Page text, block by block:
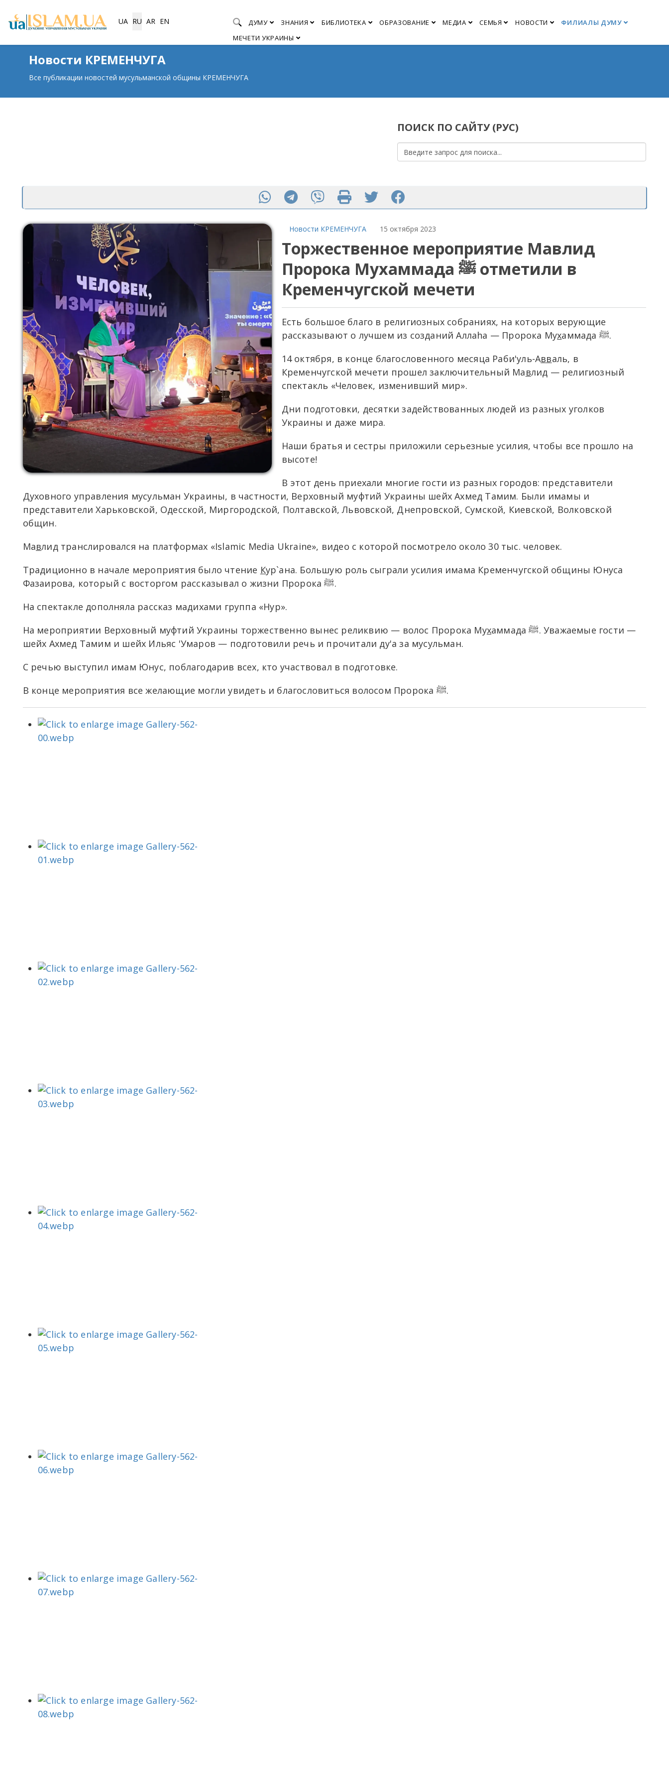
Выберите язык
UA RU AR EN ДУМУ ЗНАНИЯ БИБЛИОТЕКА ОБРАЗОВАНИЕ МЕДИА СЕМЬЯ НОВОСТИ
ФИЛИАЛЫ ДУМУ
МЕЧЕТИ УКРАИНЫ
Новости КРЕМЕНЧУГА
Все публикации новостей мусульманской общины КРЕМЕНЧУГА
ПОИСК ПО САЙТУ (РУС)
Новости КРЕМЕНЧУГА 15 октября 2023
Торжественное мероприятие Мавлид
Пророка Мухаммада ﷺ отметили в
Кременчугской мечети
Есть большое благо в религиозных собраниях, на которых верующие
рассказывают о лучшем из созданий Аллаhа — Пророка Мух
аммада ﷺ.
14 октября, в конце благословенного месяца Раби'уль-Авваль, в
Кременчугской мечети прошел заключительный Мавлид — религиозный
спектакль «Человек, изменивший мир».
Дни подготовки, десятки задействованных людей из разных уголков
Украины и даже мира.
Наши братья и сестры приложили серьезные усилия, чтобы все прошло на
высоте!
В этот день приехали многие гости из разных городов: представители
Духовного управления мусульман Украины, в частности, Верховный муфтий Украины шейх Ахмед Тамим. Были имамы и
представители Харьковской, Одесской, Миргородской, Полтавской, Львовской, Днепровской, Сумской, Киевской, Волковской
общин.
Мавлид транслировался на платформах «Islamic Media Ukraine», видео с которой посмотрело около 30 тыс. человек.
Традиционно в начале мероприятия было чтение Кур`ана. Большую роль сыграли усилия имама Кременчугской общины Юнуса
Фазаирова, который с восторгом рассказывал о жизни Пророка ﷺ.
На спектакле дополняла рассказ мадихами группа «Нур».
На мероприятии Верховный муфтий Украины торжественно вынес реликвию — волос Пророка Мухаммада ﷺ. Уважаемые гости —
шейх Ахмед Тамим и шейх Ильяс 'Умаров — подготовили речь и прочитали ду'а за мусульман.
С речью выступил имам Юнус, поблагодарив всех, кто участвовал в подготовке.
В конце мероприятия все желающие могли увидеть и благословиться волосом Пророка ﷺ.